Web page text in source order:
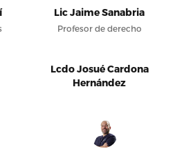
Lic Jaime Sanabria
Profesor de derecho
Lcdo Josué Cardona
Hernández